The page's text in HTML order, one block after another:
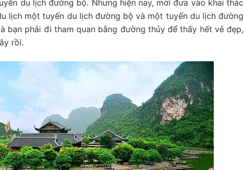
du lịch đường bộ. Nhưng hiện nay, mới đưa vào khai thác
lịch một tuyến du lịch đường bộ và một tuyến du lịch đường
bạn phải đi tham quan bằng đường thủy để thấy hết vẻ đẹp,
rồi.